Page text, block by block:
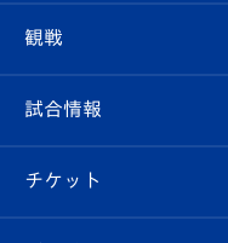
クラブ
試合情報
クラブ概要
エンブレム紹介
観戦
観戦ルール
はじめての観戦ガイド
試合情報
試合日程/結果
チケット